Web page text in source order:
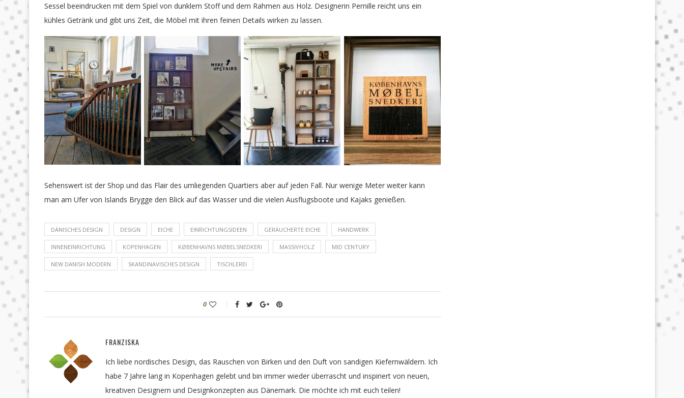
Sessel beeindrucken mit dem Spiel von dunklem Stoff und dem Rahmen aus Holz. Designerin Pernille reicht uns ein
kühles Getränk und gibt uns Zeit, die Möbel mit ihren feinen Details wirken zu lassen.
Sehenswert ist der Shop und das Flair des umliegenden Quartiers aber auf jeden Fall. Nur wenige Meter weiter kann
man am Ufer von Islands Brygge den Blick auf das Wasser und die vielen Ausflugsboote und Kajaks genießen.
DÄNISCHES DESIGN DESIGN EICHE EINRICHTUNGSIDEEN GERÄUCHERTE EICHE HANDWERK
INNENEINRICHTUNG KOPENHAGEN KØBENHAVNS MØBELSNEDKERI MASSIVHOLZ MID CENTURY
NEW DANISH MODERN SKANDINAVISCHES DESIGN TISCHLEREI
0
FRANZISKA
Ich liebe nordisches Design, das Rauschen von Birken und den Duft von sandigen Kiefernwäldern. Ich
habe 7 Jahre lang in Kopenhagen gelebt und bin immer wieder überrascht und inspiriert von neuen,
kreativen Designern und Designkonzepten aus Dänemark. Die möchte ich mit euch teilen!